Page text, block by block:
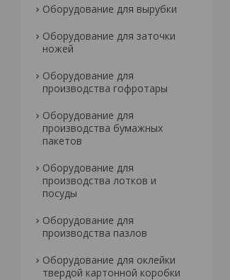
Оборудование для вырубки
Оборудование для заточки
ножей
Оборудование для
производства гофротары
Оборудование для
производства бумажных
пакетов
Оборудование для
производства лотков и
посуды
Оборудование для
производства пазлов
Оборудование для оклейки
твердой картонной коробки